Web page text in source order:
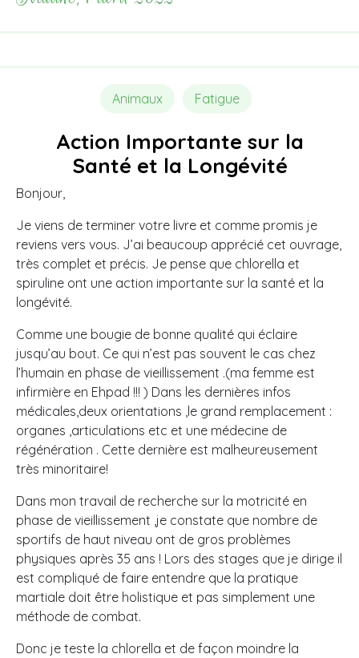
Animaux Fatigue
Action Importante sur la
Santé et la Longévité
Bonjour,
Je viens de terminer votre livre et comme promis je
reviens vers vous. J’ai beaucoup apprécié cet ouvrage,
très complet et précis. Je pense que chlorella et
spiruline ont une action importante sur la santé et la
longévité.
Comme une bougie de bonne qualité qui éclaire
jusqu’au bout. Ce qui n’est pas souvent le cas chez
l’humain en phase de vieillissement .(ma femme est
infirmière en Ehpad !!! ) Dans les dernières infos
médicales,deux orientations ,le grand remplacement :
organes ,articulations etc et une médecine de
régénération . Cette dernière est malheureusement
très minoritaire!
Dans mon travail de recherche sur la motricité en
phase de vieillissement ,je constate que nombre de
sportifs de haut niveau ont de gros problèmes
physiques après 35 ans ! Lors des stages que je dirige il
est compliqué de faire entendre que la pratique
martiale doit être holistique et pas simplement une
méthode de combat.
Donc je teste la chlorella et de façon moindre la